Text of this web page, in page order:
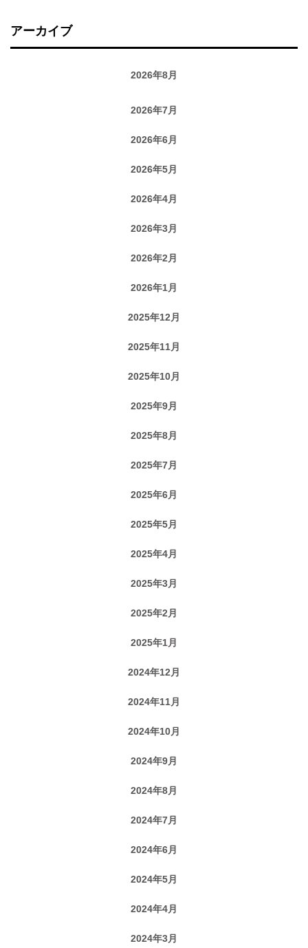
アーカイブ
2026年8月
2026年7月
2026年6月
2026年5月
2026年4月
2026年3月
2026年2月
2026年1月
2025年12月
2025年11月
2025年10月
2025年9月
2025年8月
2025年7月
2025年6月
2025年5月
2025年4月
2025年3月
2025年2月
2025年1月
2024年12月
2024年11月
2024年10月
2024年9月
2024年8月
2024年7月
2024年6月
2024年5月
2024年4月
2024年3月